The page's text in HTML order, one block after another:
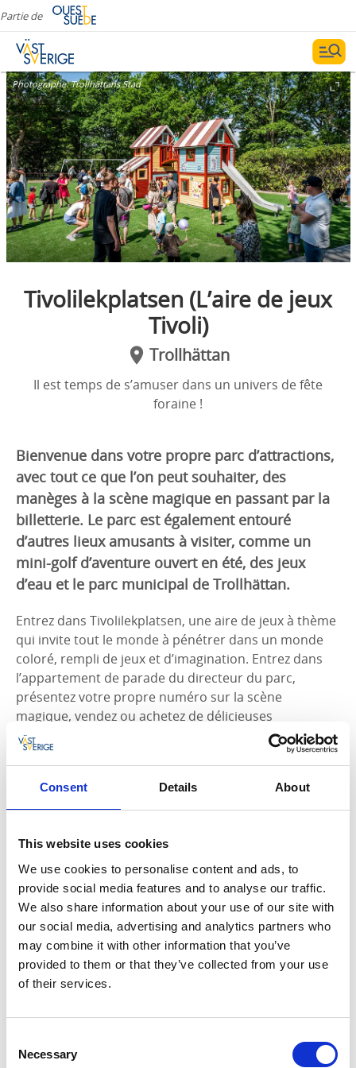
Consent Details About
This website uses cookies
We use cookies to personalise content and ads, to
provide social media features and to analyse our traffic.
We also share information about your use of our site with
our social media, advertising and analytics partners who
may combine it with other information that you’ve
provided to them or that they’ve collected from your use
of their services.
Selection
Necessary
Partie de
Photographe:Trollhättans Stad
Tivolilekplatsen (L’aire de jeux
Tivoli)
Trollhättan
Il est temps de s’amuser dans un univers de fête
foraine !
Bienvenue dans votre propre parc d’attractions,
avec tout ce que l’on peut souhaiter, des
manèges à la scène magique en passant par la
billetterie. Le parc est également entouré
d’autres lieux amusants à visiter, comme un
mini-golf d’aventure ouvert en été, des jeux
d’eau et le parc municipal de Trollhättan.
Entrez dans Tivolilekplatsen, une aire de jeux à thème
qui invite tout le monde à pénétrer dans un monde
coloré, rempli de jeux et d’imagination. Entrez dans
l’appartement de parade du directeur du parc,
présentez votre propre numéro sur la scène
magique, vendez ou achetez de délicieuses
gourmandises au café, et bien plus encore – seule
l’imagination fixe les limites !
L’appartement de parade du directeur du parc
avec deux toboggans
des snacks et des billets
La scène magique, ouverte à tous ceux qui
souhaitent se produire
Un kiosque où l’on peut à la fois acheter et vendre
diverses gourmandises
Une tasse à café tournante
Un manège avec des chevaux et des éléphants
Un mur photo pour immortaliser la visite
dont une balançoire « nid » et une balançoire pour
Un bac à sable avec table de jeu